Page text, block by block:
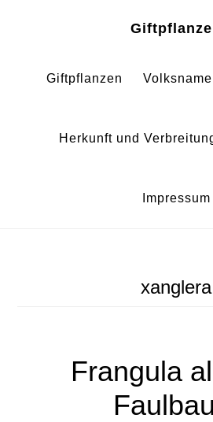
springen
springenGiftpflanzen
Herkunft und
Impressum
xanglera
Frangula